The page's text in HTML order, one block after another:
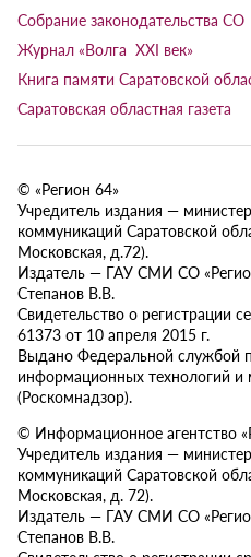
Собрание законодательства СО
Журнал «Волга XXI век»
Книга памяти Саратовской
Саратовская областная газета
© «Регион 64»
Учредитель издания —
коммуникаций Саратовской
Московская, д.72).
Издатель — ГАУ СМИ СО
Степанов В.В.
Свидетельство о регистрации
61373 от 10 апреля 2015 г.
Выдано Федеральной службой
информационных технологий и
(Роскомнадзор).
© Информационное агентство
Учредитель издания —
коммуникаций Саратовской
Московская, д. 72).
Издатель — ГАУ СМИ СО
Степанов В.В.